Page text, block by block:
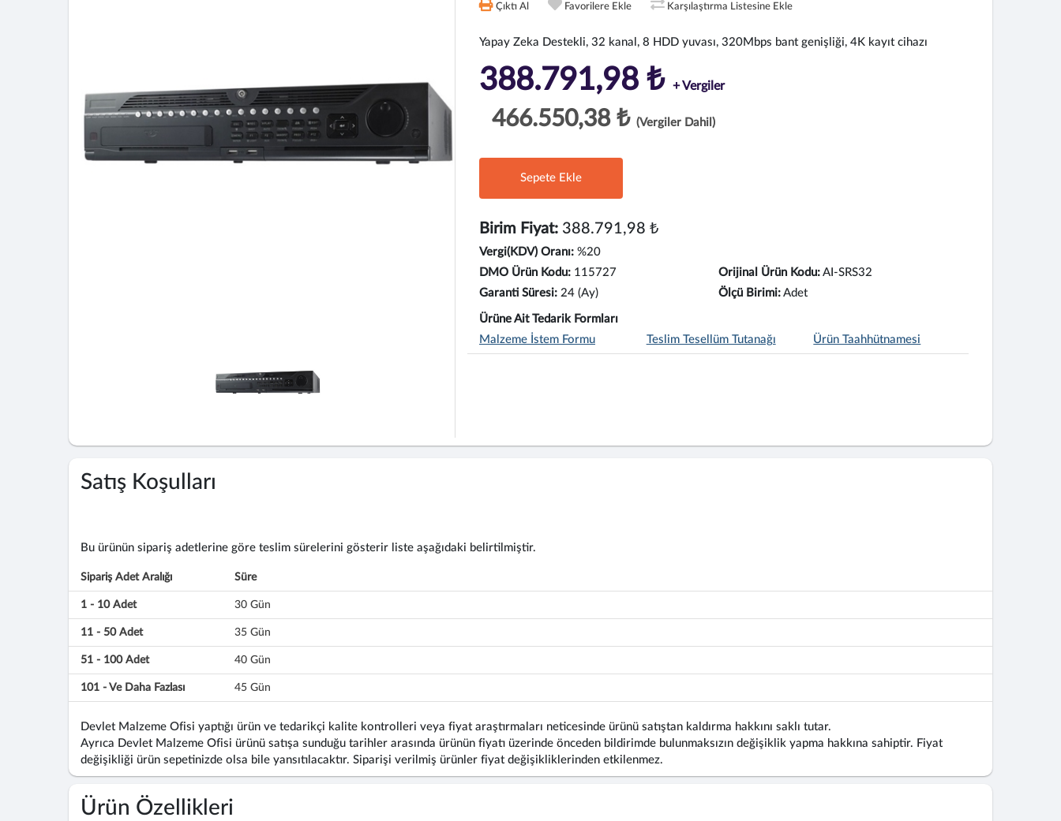
Çıktı Al Favorilere Ekle Karşılaştırma Listesine Ekle
Yapay Zeka Destekli, 32 kanal, 8 HDD yuvası, 320Mbps bant genişliği, 4K kayıt cihazı
388.791,98 ₺ + Vergiler
466.550,38 ₺ (Vergiler Dahil)
Sepete Ekle
Birim Fiyat: 388.791,98 ₺
Vergi(KDV) Oranı: %20
DMO Ürün Kodu: 115727 Orijinal Ürün Kodu: AI-SRS32
Garanti Süresi: 24 (Ay) Ölçü Birimi: Adet
Ürüne Ait Tedarik Formları
Malzeme İstem Formu
Teslim Tesellüm Tutanağı Ürün Taahhütnamesi
Satış Koşulları
Bu ürünün sipariş adetlerine göre teslim sürelerini gösterir liste aşağıdaki belirtilmiştir.
Sipariş Adet Aralığı Süre
1 - 10 Adet 30 Gün
11 - 50 Adet 35 Gün
51 - 100 Adet 40 Gün
101 - Ve Daha Fazlası 45 Gün
Devlet Malzeme Ofisi yaptığı ürün ve tedarikçi kalite kontrolleri veya fiyat araştırmaları neticesinde ürünü satıştan kaldırma hakkını saklı tutar.
Ayrıca Devlet Malzeme Ofisi ürünü satışa sunduğu tarihler arasında ürünün fiyatı üzerinde önceden bildirimde bulunmaksızın değişiklik yapma hakkına sahiptir. Fiyat
değişikliği ürün sepetinizde olsa bile yansıtılacaktır. Siparişi verilmiş ürünler fiyat değişikliklerinden etkilenmez.
Ürün Özellikleri